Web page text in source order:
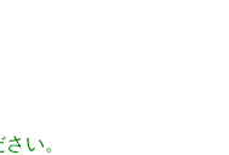
い。